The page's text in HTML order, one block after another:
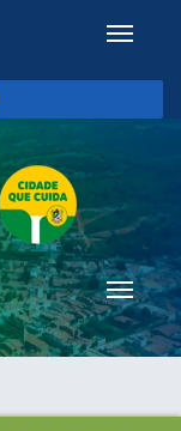
Toggle
Toggle